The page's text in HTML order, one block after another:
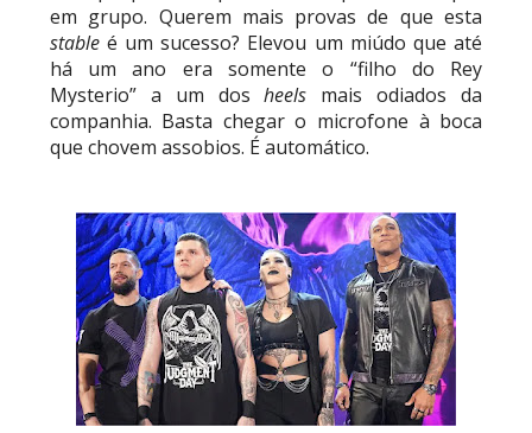
em grupo. Querem mais provas de que esta
stableé um sucesso? Elevou um miúdo que até
há um ano era somente o “filho do Rey
Mysterio” a um dosheels mais odiados da
companhia. Basta chegar o microfone à boca
que chovem assobios. É automático.